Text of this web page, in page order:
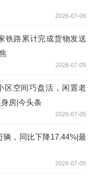
2026-07-06
铁路累计完成货物发送
2026-07-05
区空间巧盘活，闲置老
房|今头条
2026-07-05
，同比下降17.44%|最
2026-07-05